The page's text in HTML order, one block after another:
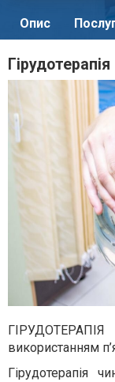
Опис
Гірудотерапія
використанням
Гірудотерапія